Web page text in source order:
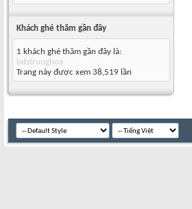
Khách ghé thăm gần đây
1 khách ghé thăm gần đây là:
bdstrunghoa
Trang này được xem 38,519 lần